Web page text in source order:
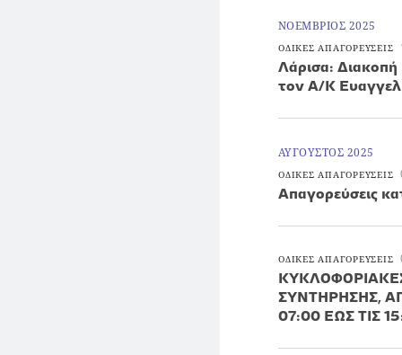
ΝΟΕΜΒΡΙΟΣ 2025
ΟΔΙΚΕΣ ΑΠΑΓΟΡΕΥΣΕΙΣ
Λάρισα:
τον Α/Κ
ΑΥΓΟΥΣΤΟΣ 2025
ΟΔΙΚΕΣ ΑΠΑΓΟΡΕΥΣΕΙΣ
Απαγορεύσεις
ΟΔΙΚΕΣ ΑΠΑΓΟΡΕΥΣΕΙΣ
ΣΥΝΤΗΡΗΣΗΣ,
07:00 ΕΩΣ ΤΙΣ